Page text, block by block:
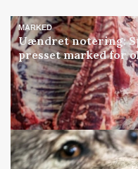
MARKED
Uændret notering:
presset marked for